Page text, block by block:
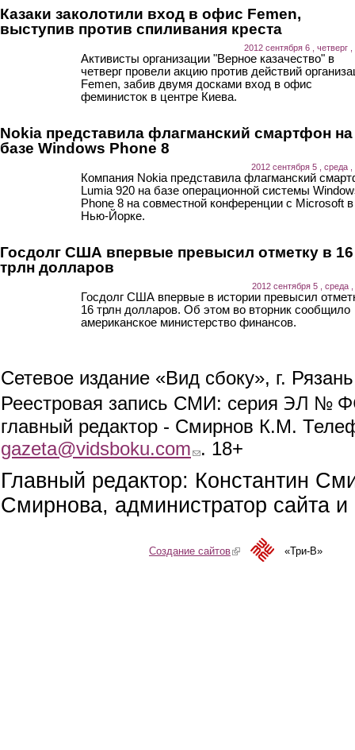
Казаки заколотили вход в офис Femen,
выступив против спиливания креста
2012 сентября 6 , четверг ,
Активисты организации "Верное казачество" в
четверг провели акцию против действий
Femen, забив двумя досками вход в офис
феминисток в центре Киева.
Nokia представила флагманский смартфон на
базе Windows Phone 8
2012 сентября 5 , среда ,
Компания Nokia представила флагманский
Lumia 920 на базе операционной системы
Phone 8 на совместной конференции с Microsoft в
Нью-Йорке.
Госдолг США впервые превысил отметку в 16
трлн долларов
2012 сентября 5 , среда ,
Госдолг США впервые в истории превысил
16 трлн долларов. Об этом во вторник сообщило
американское министерство финансов.
Сетевое издание «Вид сбоку», г.
Реестровая запись СМИ: серия ЭЛ №
главный редактор - Смирнов К.М.
gazeta@vidsboku.com (link sends e-mail)
. 18+
Главный редактор: Константин
Смирнова, администратор сайта
Создание сайтов(link is external)«Три-В»